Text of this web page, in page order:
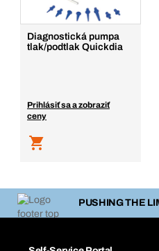
Diagnostická pumpa
tlak/podtlak Quickdia
Prihlásiť sa a zobraziť
ceny
PUSHING THE